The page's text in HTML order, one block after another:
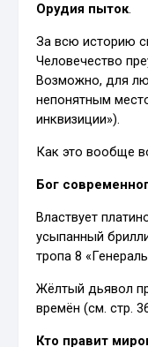
Орудия пыток.
За всю историю
Человечество
Возможно, для
непонятным
инквизиции»).
Как это вообще
Бог
Властвует
усыпанный
тропа 8
Жёлтый дьявол
времён (см. стр.
Кто правит